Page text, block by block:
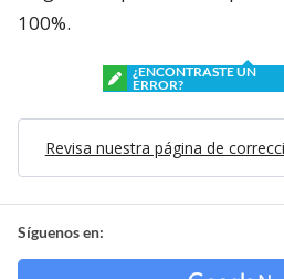
100%.
¿ENCONTRASTE UN
ERROR?
Revisa nuestra página de
Síguenos en: